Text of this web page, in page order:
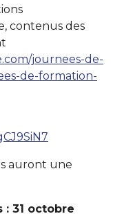
contenus des
journees-de-
de-formation-
auront une
31 octobre